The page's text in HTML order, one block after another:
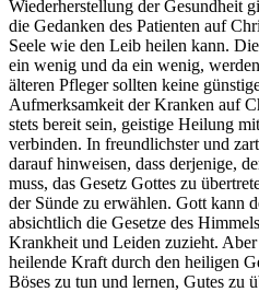
Wiederherstellung der Gesundheit
die Gedanken des Patienten auf
Seele wie den Leib heilen kann.
ein wenig und da ein wenig,
älteren Pfleger sollten keine
Aufmerksamkeit der Kranken auf
stets bereit sein, geistige Heilung
verbinden. In freundlichster und
darauf hinweisen, dass derjenige,
muss, das Gesetz Gottes zu
der Sünde zu erwählen. Gott kann
absichtlich die Gesetze des
Krankheit und Leiden zuzieht.
heilende Kraft durch den heiligen
Böses zu tun und lernen, Gutes zu